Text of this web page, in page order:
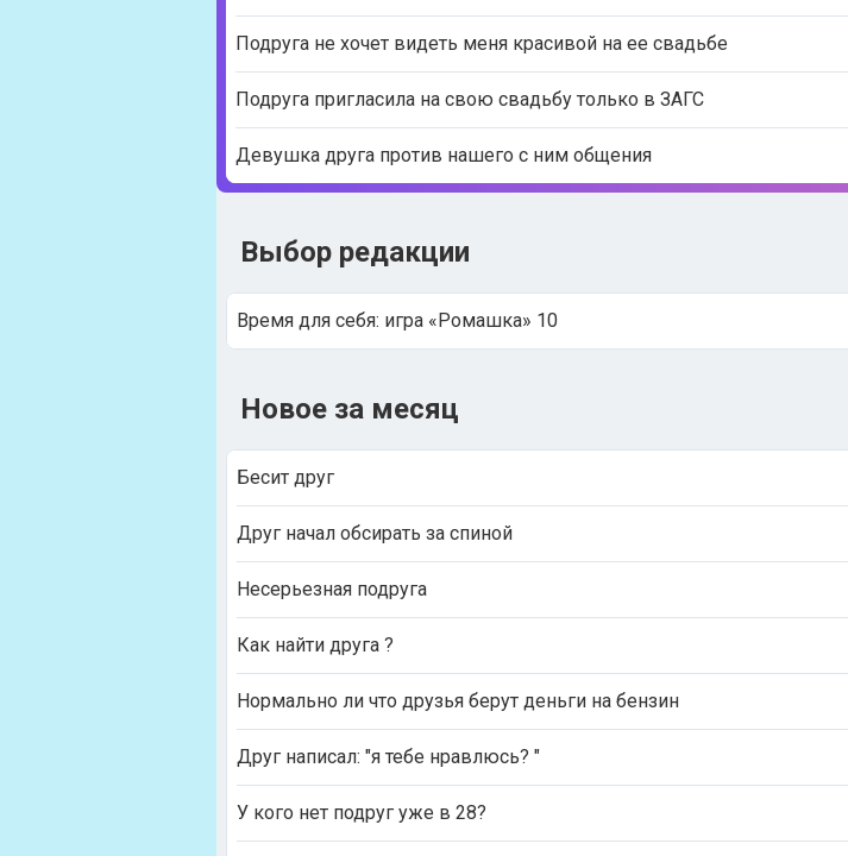
Подруга не хочет видеть меня красивой на ее свадьбе
Подруга пригласила на свою свадьбу только в ЗАГС
Девушка друга против нашего с ним общения
Выбор редакции
Время для себя: игра «Ромашка» 10
Новое за месяц
Бесит друг
Друг начал обсирать за спиной
Несерьезная подруга
Как найти друга ?
Нормально ли что друзья берут деньги на бензин
Друг написал: "я тебе нравлюсь? "
У кого нет подруг уже в 28?